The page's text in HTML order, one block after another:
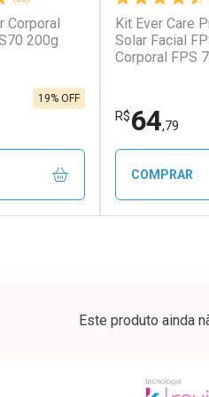
cada
cada
Ativar
Por R$
Por R$
Corporal
200g
19% OFF
Kit Ever Care
Solar Facial
Corporal FPS
R$64,79
COMPRAR
Este produto ainda